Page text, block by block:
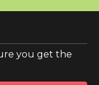
you get the